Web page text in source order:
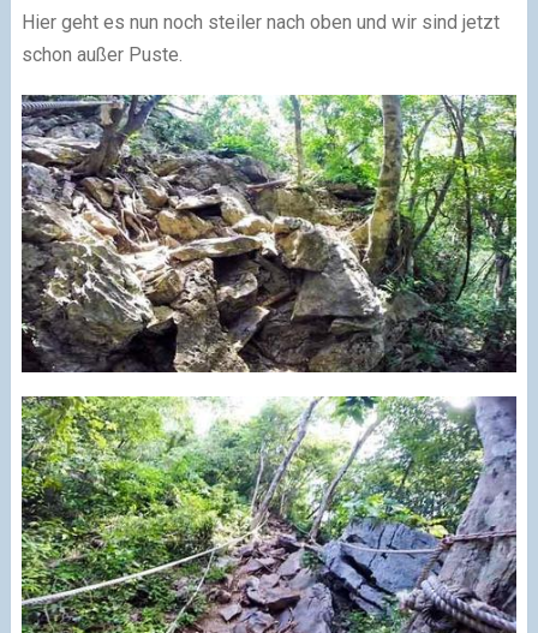
Hier geht es nun noch steiler nach oben und wir sind jetzt
schon außer Puste.